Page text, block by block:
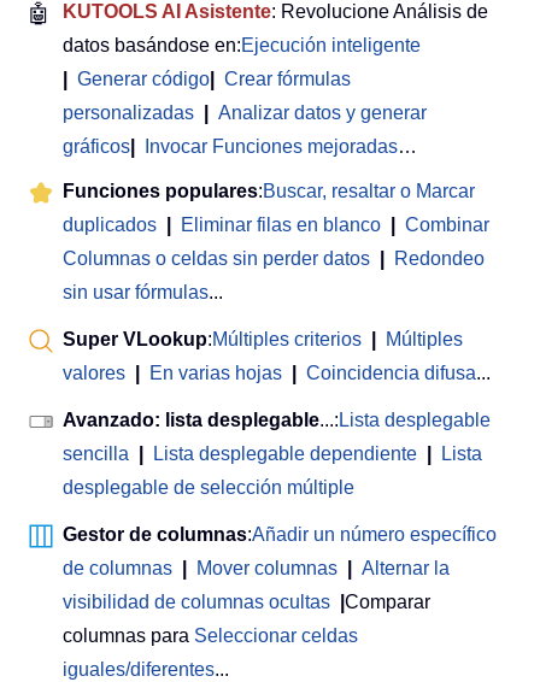
🤖 KUTOOLS AI Asistente: Revolucione Análisis de
datos basándose en:Ejecución inteligente
Generar código
Crear fórmulas
personalizadas
Analizar datos y generar
gráficos
Invocar Funciones mejoradas…
Funciones populares:Buscar, resaltar o Marcar
duplicados
Eliminar filas en blanco
Combinar
Columnas o celdas sin perder datos
Redondeo
sin usar fórmulas...
Super VLookup:Múltiples criterios
Múltiples
valores
En varias hojas Coincidencia difusa...
Avanzado: lista desplegable...: Lista desplegable
sencilla
Lista desplegable dependiente
Lista
desplegable de selección múltiple
Gestor de columnas:Añadir un número específico
de columnas
Mover columnas
Alternar la
visibilidad de columnas ocultas
Comparar
columnas para Seleccionar celdas
iguales/diferentes...